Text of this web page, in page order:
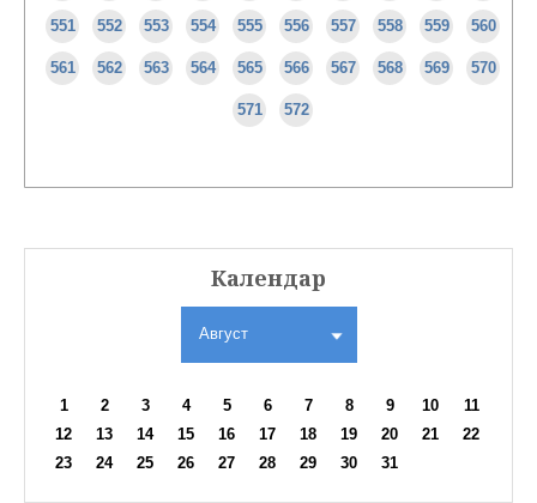
551 552 553 554 555 556 557 558 559 560
561 562 563 564 565 566 567 568 569 570
571 572
Календар
Август
1 2 3 4 5 6 7 8 9 10
11
12
13 14 15 16 17 18 19 20 21
22
23
24 25 26 27 28 29 30 31